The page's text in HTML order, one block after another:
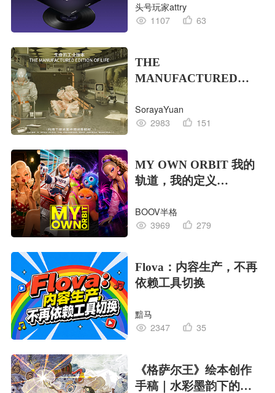
头号玩家attry
1107
63
THE
MANUFACTURED
的工业版本
SorayaYuan
2983
151
MY OWN ORBIT 我的
轨道，我的定义
对
BOOV半格
3969
279
Flova：内容生产，不再
依赖工具切换
黯马
2347
35
《格萨尔王》绘本创作
手稿｜水彩墨韵下的史